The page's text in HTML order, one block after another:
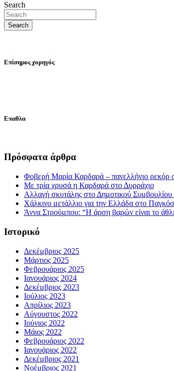
Search
Search
Επίσημος χορηγός
Επαθλα
Πρόσφατα άρθρα
Φοβερή Μαρία Καρδαρά – πανελλήνιο ρεκόρ
Με τρία χρυσά η Καρδαρά στο Δυρράχιο
Αλλαγή σκυτάλης στο Δημοτικού
Χάλκινο μετάλλιο για την Ελλάδα στο
Άννα Στρούμπου: “Η άρση βαρών είναι το
Ιστορικό
Δεκέμβριος 2025
Μάρτιος 2025
Φεβρουάριος 2025
Ιανουάριος 2024
Δεκέμβριος 2023
Ιούλιος 2023
Απρίλιος 2023
Αύγουστος 2022
Ιούνιος 2022
Μάιος 2022
Φεβρουάριος 2022
Ιανουάριος 2022
Δεκέμβριος 2021
Νοέμβριος 2021